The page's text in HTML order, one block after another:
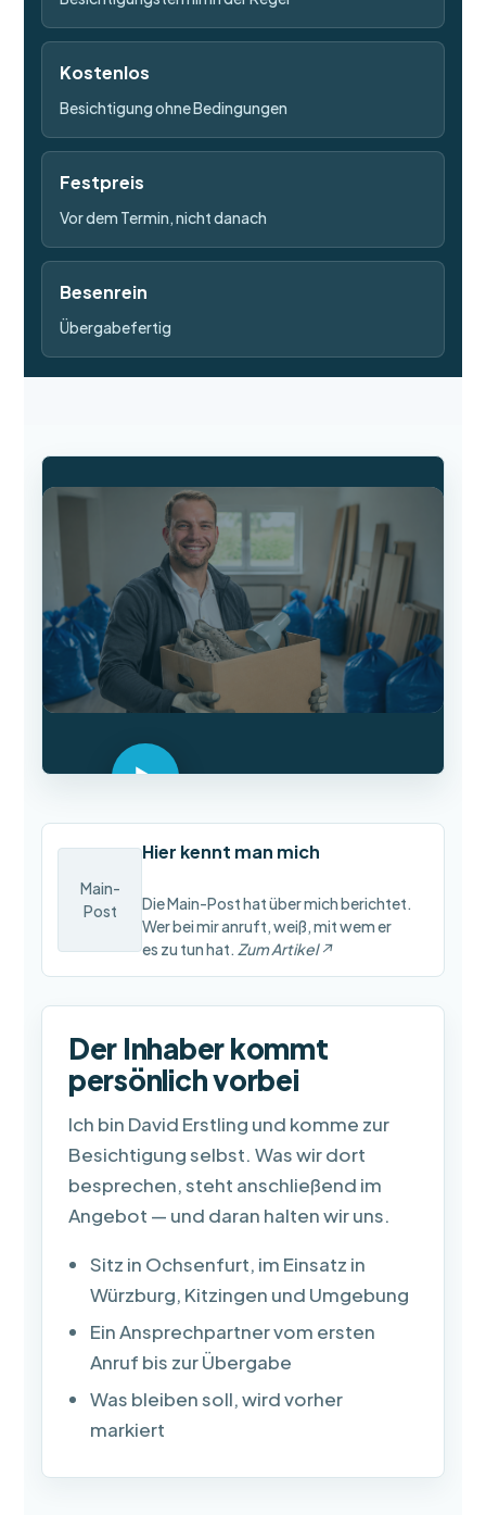
Kostenlos
Besichtigung ohne Bedingungen
Festpreis
Vor dem Termin, nicht danach
Besenrein
Übergabefertig
▶
Video ansehen (1 Klick)
Main-
Post
Hier kennt man mich
Die Main-Post hat über mich berichtet.
Wer bei mir anruft, weiß, mit wem er
es zu tun hat. Zum Artikel ↗
Der Inhaber kommt
persönlich vorbei
Ich bin David Erstling und komme zur
Besichtigung selbst. Was wir dort
besprechen, steht anschließend im
Angebot — und daran halten wir uns.
Sitz in Ochsenfurt, im Einsatz in
Würzburg, Kitzingen und Umgebung
Ein Ansprechpartner vom ersten
Anruf bis zur Übergabe
Was bleiben soll, wird vorher
markiert